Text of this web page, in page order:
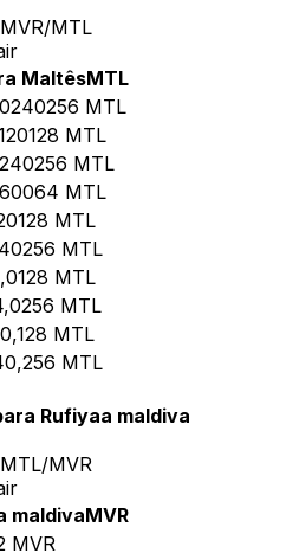
MTL
MaltêsMTL
MTL
MTL
MTL
MTL
MTL
MTL
MTL
MTL
MTL
MTL
Rufiyaa maldiva
MVR
maldivaMVR
MVR